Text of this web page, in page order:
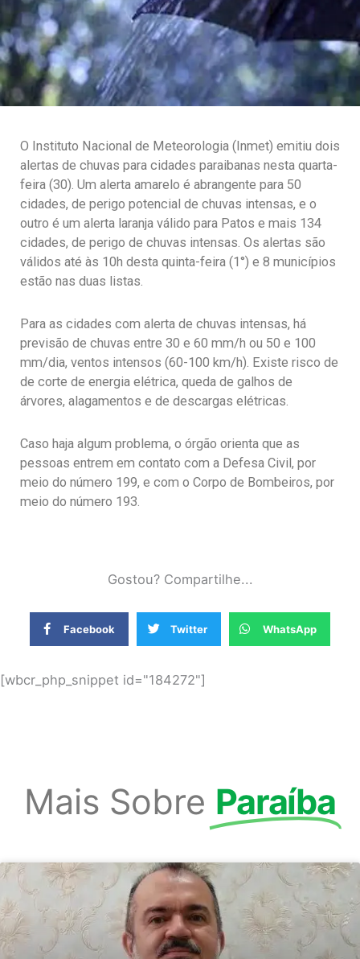
O Instituto Nacional de Meteorologia (Inmet) emitiu dois
alertas de chuvas para cidades paraibanas nesta quarta-
feira (30). Um alerta amarelo é abrangente para 50
cidades, de perigo potencial de chuvas intensas, e o
outro é um alerta laranja válido para Patos e mais 134
cidades, de perigo de chuvas intensas. Os alertas são
válidos até às 10h desta quinta-feira (1°) e 8 municípios
estão nas duas listas.
Para as cidades com alerta de chuvas intensas, há
previsão de chuvas entre 30 e 60 mm/h ou 50 e 100
mm/dia, ventos intensos (60-100 km/h). Existe risco de
de corte de energia elétrica, queda de galhos de
árvores, alagamentos e de descargas elétricas.
Caso haja algum problema, o órgão orienta que as
pessoas entrem em contato com a Defesa Civil, por
meio do número 199, e com o Corpo de Bombeiros, por
meio do número 193.
Gostou? Compartilhe...
Facebook Twitter WhatsApp
[wbcr_php_snippet id="184272"]
Mais Sobre Paraíba